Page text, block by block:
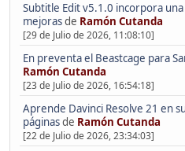
Subtitle Edit v5.1.0 incorpora
mejorasde Ramón Cutanda
[29 de Julio de 2026, 11:08:10]
En preventa el Beastcage para
Ramón Cutanda
[23 de Julio de 2026, 16:54:18]
Aprende Davinci Resolve 21 en
páginasde Ramón Cutanda
[22 de Julio de 2026, 23:34:03]